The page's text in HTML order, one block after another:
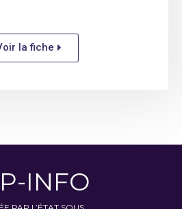
la fiche
INFO